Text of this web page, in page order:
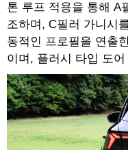
톤 루프 적용을 통해 A
조하며, C필러 가니시
동적인 프로필을 연출
이며, 플러시 타입 도